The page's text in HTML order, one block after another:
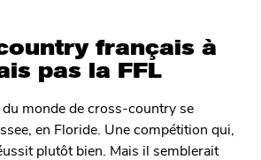
français à
pas la FFL
monde de cross-country se
en Floride. Une compétition qui,
plutôt bien. Mais il semblerait